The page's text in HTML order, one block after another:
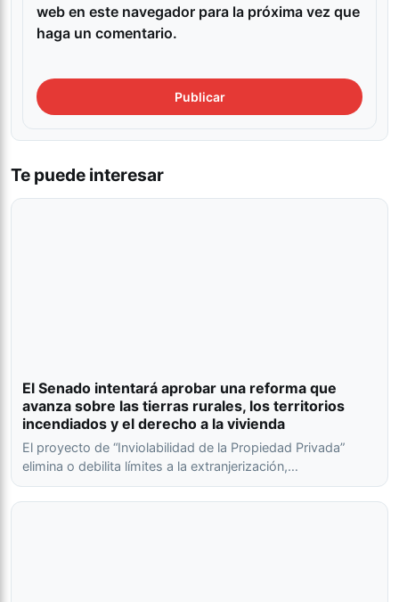
web en este navegador para la próxima vez que
haga un comentario.
Te puede interesar
El Senado intentará aprobar una reforma que
avanza sobre las tierras rurales, los territorios
incendiados y el derecho a la vivienda
El proyecto de “Inviolabilidad de la Propiedad Privada”
elimina o debilita límites a la extranjerización,…